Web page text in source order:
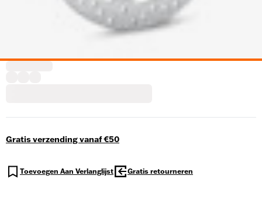
Gratis verzending vanaf €50
Toevoegen Aan Verlanglijst Gratis retourneren